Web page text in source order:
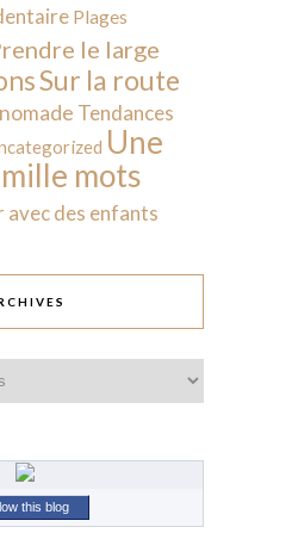
Plages
le large
Sur la route
Tendances
Une
mots
avec des enfants
this blog